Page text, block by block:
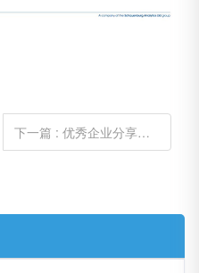
下一篇 : 优秀企业分享——柳工集团总经理 王太平